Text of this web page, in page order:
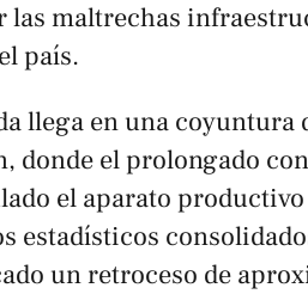
las maltrechas
país.
llega en una coyuntura
donde el prolongado
el aparato
estadísticos
un retroceso de